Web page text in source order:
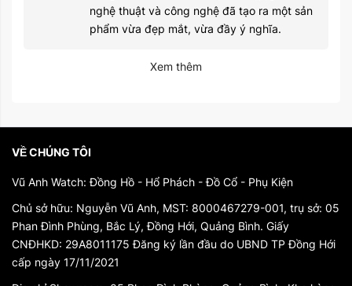
nghệ thuật và công nghệ đã tạo ra một sản
phẩm vừa đẹp mắt, vừa đầy ý nghĩa.
Xem thêm
VỀ CHÚNG TÔI
Vũ Anh Watch: Đồng Hồ - Hổ Phách - Đồ Cổ - Phụ Kiện
Chủ sở hữu: Nguyễn Vũ Anh, MST: 8000467279-001, trụ sở: 05
Phan Đình Phùng, Bắc Lý, Đồng Hới, Quảng Bình. Giấy
CNĐHKD: 29A8011175 Đăng ký lần đầu do UBND TP Đồng Hới
cấp ngày 17/11/2021